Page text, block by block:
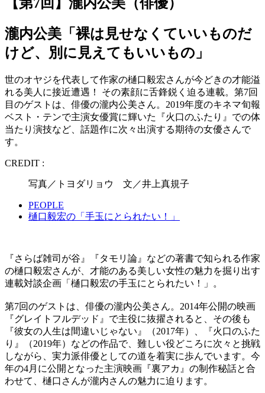
瀧内公美「裸は見せなくていいものだ
けど、別に見えてもいいもの」
世のオヤジを代表して作家の樋口毅宏さんが今どきの才能溢
れる美人に接近遭遇！ その素顔に舌鋒鋭く迫る連載。第7回
目のゲストは、俳優の瀧内公美さん。2019年度のキネマ旬報
ベスト・テンで主演女優賞に輝いた『火口のふたり』での体
当たり演技など、話題作に次々出演する期待の女優さんで
す。
CREDIT :
写真／トヨダリョウ 文／井上真規子
PEOPLE
樋口毅宏の「手玉にとられたい！」
『さらば雑司が谷』『タモリ論』などの著書で知られる作家
の樋口毅宏さんが、才能のある美しい女性の魅力を掘り出す
連載対談企画「樋口毅宏の手玉にとられたい！」。
第7回のゲストは、俳優の瀧内公美さん。2014年公開の映画
『グレイトフルデッド』で主役に抜擢されると、その後も
『彼女の人生は間違いじゃない』（2017年）、『火口のふた
り』（2019年）などの作品で、難しい役どころに次々と挑戦
しながら、実力派俳優としての道を着実に歩んでいます。今
年の4月に公開となった主演映画『裏アカ』の制作秘話と合
わせて、樋口さんが瀧内さんの魅力に迫ります。